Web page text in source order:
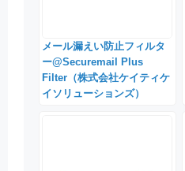
メール漏えい防止フィルタ
ー@Securemail Plus
Filter（株式会社ケイティケ
イソリューションズ）